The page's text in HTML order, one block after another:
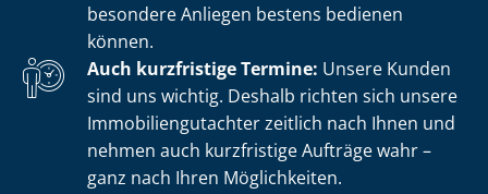
besondere Anliegen bestens bedienen
können.
Auch kurzfristige Termine: Unsere Kunden
sind uns wichtig. Deshalb richten sich unsere
Im­mo­bi­li­en­gut­ach­ter zeitlich nach Ihnen und
nehmen auch kurzfristige Aufträge wahr –
ganz nach Ihren Möglichkeiten.